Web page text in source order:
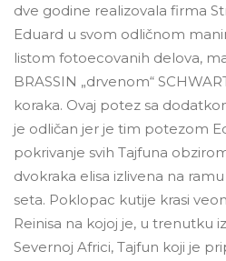
dve godine realizovala firma
Eduard u svom odličnom
listom fotoecovanih delova,
BRASSIN „drvenom“
koraka. Ovaj potez sa
je odličan jer je tim potezom
pokrivanje svih Tajfuna
dvokraka elisa izlivena na
seta. Poklopac kutije krasi
Reinisa na kojoj je, u trenutku
Severnoj Africi, Tajfun koji je